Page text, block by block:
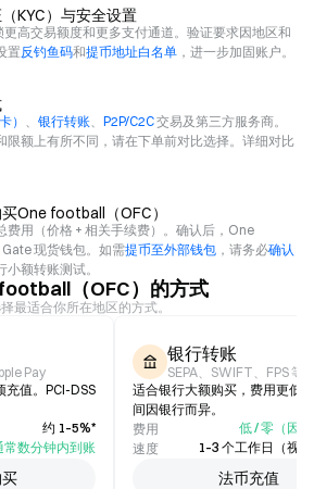
KYC）与安全设置
更高交易额度和更多支付通道。验证要求因地区和
置反钓鱼码和提币地址白名单 ，进一步加固账户。
） 、 银行转账、 P2P/C2C交易及第三方服务商。
限额上有所不同，请在下单前对比选择。详细对比
One football（OFC）
费用（价格 + 相关手续费）。确认后，One
现货钱包。如需提币至外部钱包 ，请务必确认
小额转账测试。
（OFC）的方式
最适合你所在地区的方式。
Pay
充值。PCI-DSS
约 1–5%*
常数分钟内到账
银行转账
SEPA、SWIFT、FPS 等
适合银行大额购买，费用更低
间因银行而异。
费用
低 / 零（因
速度
1–3 个工作日（视
法币充值